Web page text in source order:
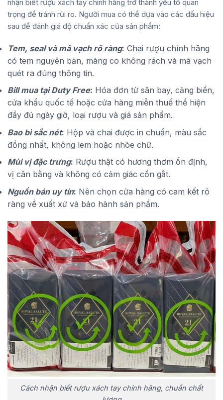
nhận biết rượu xách tay chính hãng trở thành yếu tố quan
trọng để tránh rủi ro. Người mua có thể dựa vào các dấu hiệu
sau để đánh giá độ chuẩn xác của sản phẩm:
Tem, seal và mã vạch rõ ràng: Chai rượu chính hãng
có tem nguyên bản, màng co không rách và mã vạch
quét ra đúng thông tin.
Bill mua tại Duty Free: Hóa đơn từ sân bay, cảng biển,
cửa khẩu quốc tế hoặc cửa hàng miễn thuế thể hiện
đầy đủ ngày giờ, loại rượu và giá sản phẩm.
Bao bì sắc nét: Hộp và chai được in chuẩn, màu sắc
đồng nhất, không lem hoặc nhòe chữ.
Mùi vị đặc trưng: Rượu thật có hương thơm ổn định,
vị cân bằng và không có cảm giác cồn gắt.
Nguồn bán uy tín: Nên chọn cửa hàng có cam kết rõ
ràng về xuất xứ và bảo hành sản phẩm.
Cách nhận biết rượu xách tay chính hãng, chuẩn chất